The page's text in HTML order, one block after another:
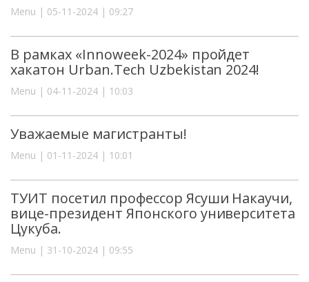
Menu | 05-11-2024 | 09:27
В рамках «Innoweek-2024» пройдет
хакатон Urban.Tech Uzbekistan 2024!
Menu | 04-11-2024 | 10:03
Уважаемые магистранты!
Menu | 01-11-2024 | 10:01
ТУИТ посетил профессор Ясуши Накаучи,
вице-президент Японского университета
Цукуба.
Menu | 31-10-2024 | 09:55